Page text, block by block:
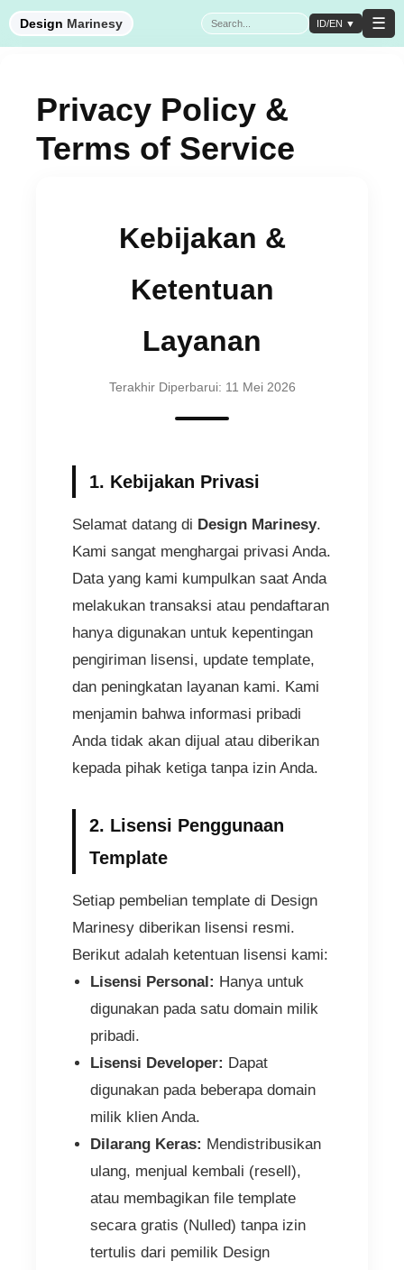
Design Marinesy ID/EN ▼ ☰
Privacy Policy &
Terms of Service
Kebijakan &
Ketentuan
Layanan
Terakhir Diperbarui: 11 Mei 2026
1. Kebijakan Privasi
Selamat datang di Design Marinesy.
Kami sangat menghargai privasi Anda.
Data yang kami kumpulkan saat Anda
melakukan transaksi atau pendaftaran
hanya digunakan untuk kepentingan
pengiriman lisensi, update template,
dan peningkatan layanan kami. Kami
menjamin bahwa informasi pribadi
Anda tidak akan dijual atau diberikan
kepada pihak ketiga tanpa izin Anda.
2. Lisensi Penggunaan
Template
Setiap pembelian template di Design
Marinesy diberikan lisensi resmi.
Berikut adalah ketentuan lisensi kami:
Lisensi Personal: Hanya untuk
digunakan pada satu domain milik
pribadi.
Lisensi Developer: Dapat
digunakan pada beberapa domain
milik klien Anda.
Dilarang Keras: Mendistribusikan
ulang, menjual kembali (resell),
atau membagikan file template
secara gratis (Nulled) tanpa izin
tertulis dari pemilik Design